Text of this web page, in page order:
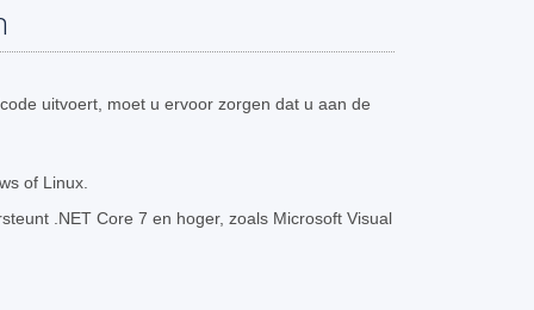
uitvoert, moet u ervoor zorgen dat u aan de
of Linux.
.NET Core 7 en hoger, zoals Microsoft Visual